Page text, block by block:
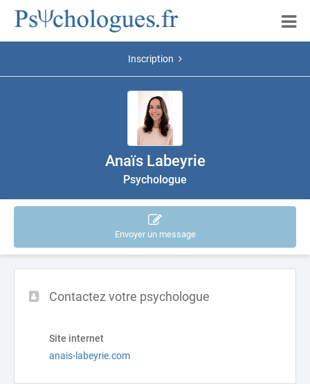
Inscription
Anaïs Labeyrie
Psychologue
Envoyer un message
Contactez votre psychologue
Site internet
anais-labeyrie.com